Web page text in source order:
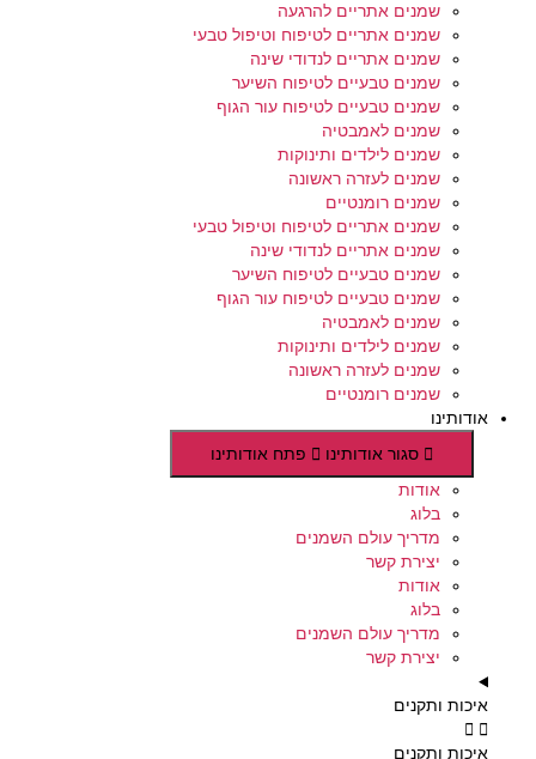
שמנים אתריים להרגעה
שמנים אתריים לטיפוח וטיפול טבעי
שמנים אתריים לנדודי שינה
שמנים טבעיים לטיפוח השיער
שמנים טבעיים לטיפוח עור הגוף
שמנים לאמבטיה
שמנים לילדים ותינוקות
שמנים לעזרה ראשונה
שמנים רומנטיים
שמנים אתריים לטיפוח וטיפול טבעי
שמנים אתריים לנדודי שינה
שמנים טבעיים לטיפוח השיער
שמנים טבעיים לטיפוח עור הגוף
שמנים לאמבטיה
שמנים לילדים ותינוקות
שמנים לעזרה ראשונה
שמנים רומנטיים
אודותינו
סגור אודותינו
פתח אודותינו
אודות
בלוג
מדריך עולם השמנים
יצירת קשר
אודות
בלוג
מדריך עולם השמנים
יצירת קשר
איכות ותקנים
איכות ותקנים